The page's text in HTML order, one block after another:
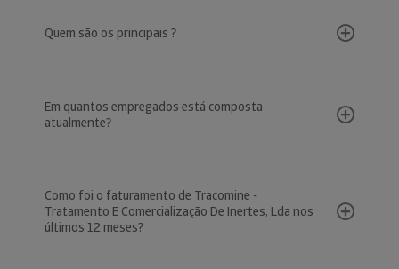
Quem são os principais ?
Em quantos empregados está composta
atualmente?
Como foi o faturamento de Tracomine -
Tratamento E Comercialização De Inertes, Lda nos
últimos 12 meses?